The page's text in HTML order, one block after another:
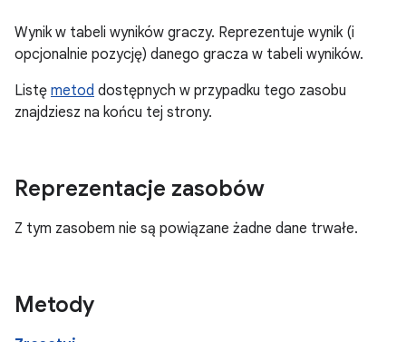
Wynik w tabeli wyników graczy. Reprezentuje wynik (i
opcjonalnie pozycję) danego gracza w tabeli wyników.
Listę metod dostępnych w przypadku tego zasobu
znajdziesz na końcu tej strony.
Reprezentacje zasobów
Z tym zasobem nie są powiązane żadne dane trwałe.
Metody